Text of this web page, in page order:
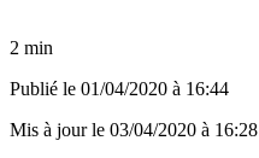
2 min
Publié le 01/04/2020 à 16:44
Mis à jour le 03/04/2020 à 16:28